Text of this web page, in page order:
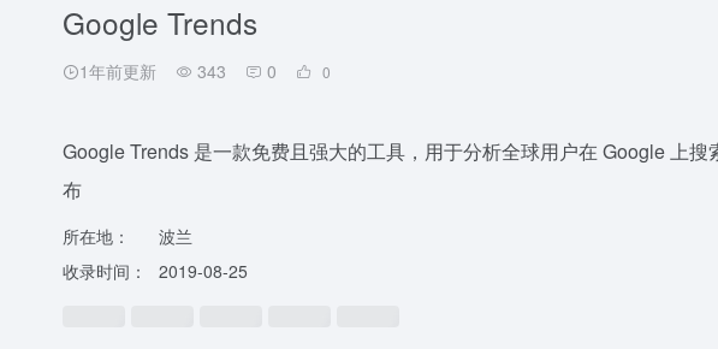
Google Trends
1年前更新 343 0 0
Google Trends 是一款免费且强大的工具，用于分析全球用户在 Google 上
布
所在地：
波兰
收录时间：
2019-08-25